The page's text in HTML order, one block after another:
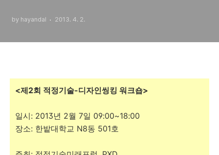
by hayandal 2013. 4. 2.
<제2회 적정기술-디자인씽킹 워크숍>
일시: 2013년 2월 7일 09:00~18:00
장소: 한밭대학교 N8동 501호